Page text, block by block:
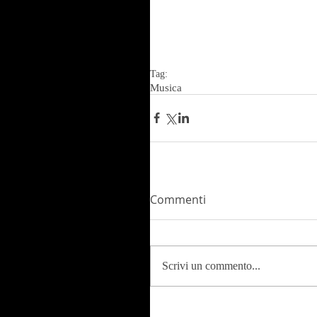
Tag:
Musica
Commenti
Scrivi un commento...